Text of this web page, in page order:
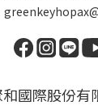
國際股份有